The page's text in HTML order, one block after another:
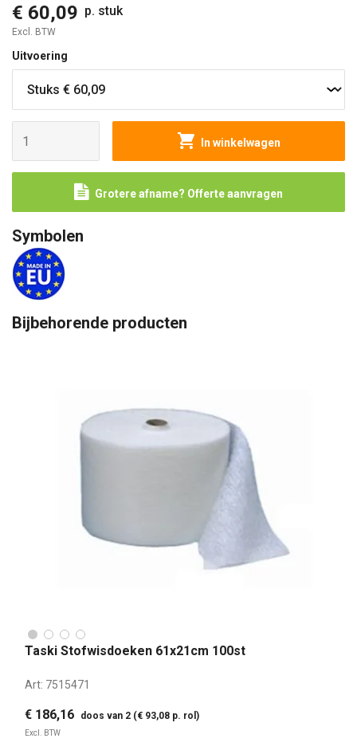
€ 60,09 p. stuk
Excl. BTW
Uitvoering
In winkelwagen
Grotere afname? Offerte aanvragen
Symbolen
Bijbehorende producten
Taski Stofwisdoeken 61x21cm 100st
Art: 7515471
€ 186,16 doos van 2 (€ 93,08 p. rol)
Excl. BTW